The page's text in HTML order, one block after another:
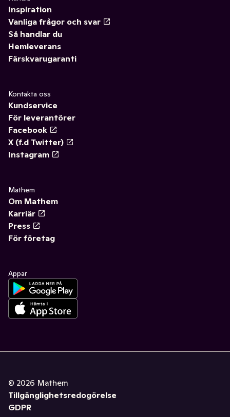
Inspiration
Vanliga frågor och svar
Så handlar du
Hemleverans
Färskvarugaranti
Kontakta oss
Kundservice
För leverantörer
Facebook
X (f.d Twitter)
Instagram
Mathem
Om Mathem
Karriär
Press
För företag
Appar
© 2026 Mathem
Tillgänglighetsredogörelse
GDPR